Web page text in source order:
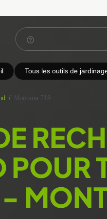
Tous les outils de
Montana 718
POUR
-